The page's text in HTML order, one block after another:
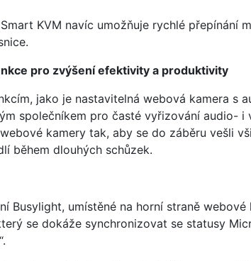
Smart KVM navíc umožňuje rychlé
pro zvýšení efektivity a produktivity
jako je nastavitelná webová kamera s
společníkem pro časté vyřizování audio-
kamery tak, aby se do záběru vešli
během dlouhých schůzek.
Busylight, umístěné na horní straně
se dokáže synchronizovat se statusy